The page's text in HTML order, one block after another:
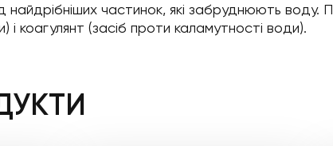
частинок, які забруднюють воду.
коагулянт (засіб проти каламутності води).